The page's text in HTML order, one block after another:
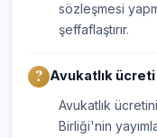
sözleşmesi
şeffaflaştırır.
Avukatlık
Avukatlık
Birliği'nin